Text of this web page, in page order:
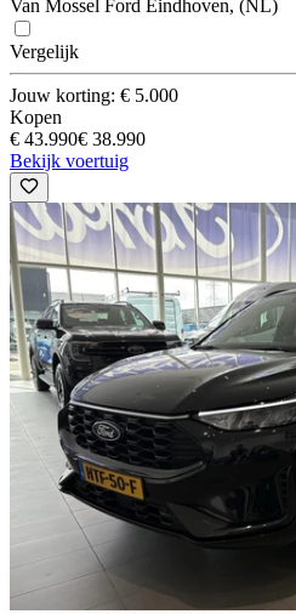
Van Mossel Ford Eindhoven, (NL)
Vergelijk
Jouw korting: € 5.000
Kopen
€ 43.990€ 38.990
Bekijk voertuig